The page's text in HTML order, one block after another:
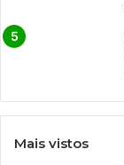
Mais vistos